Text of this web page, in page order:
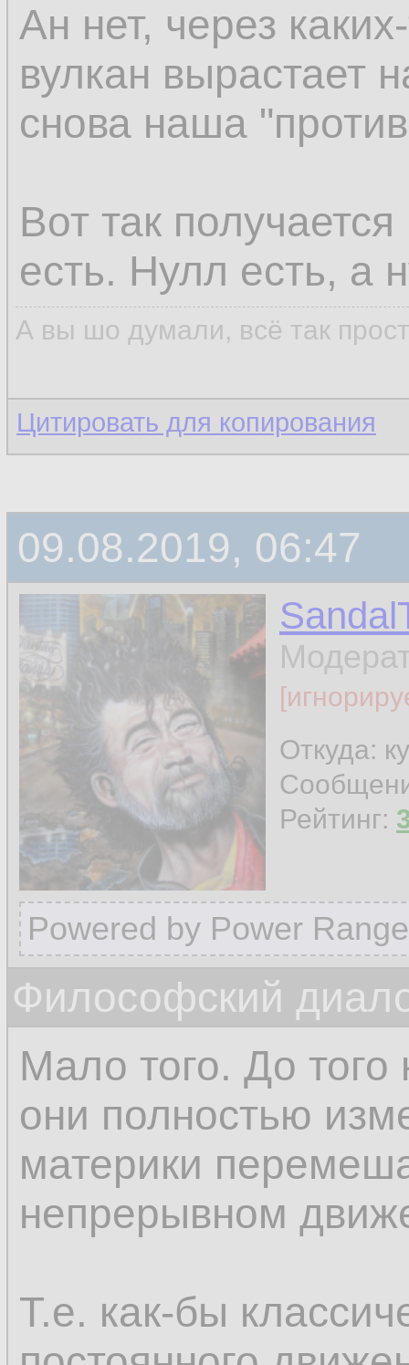
Ан нет, через
вулкан вырастает
снова наша
Вот так
есть. Нулл есть, а
А вы шо думали, всё так
Цитировать для копирования
09.08.2019, 06:47
Откуда:
Рейтинг:
Powered by Power
Философский
Мало того. До того
они полностью
материки
непрерывном
Т.е. как-бы